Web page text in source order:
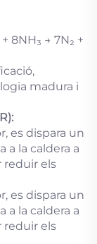
8NH₃ → 7N₂ +
madura i
es dispara un
a la caldera a
reduir els
es dispara un
a la caldera a
reduir els